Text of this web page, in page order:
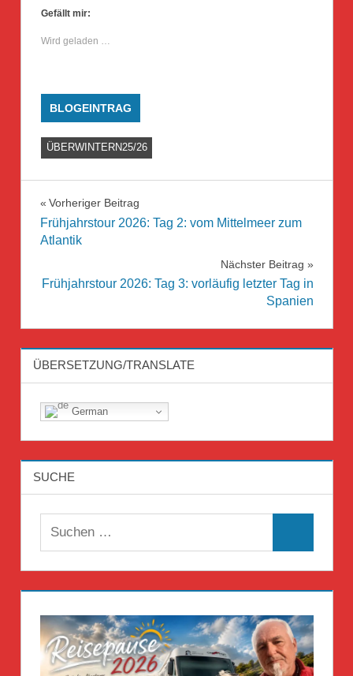
Gefällt mir:
Wird geladen …
BLOGEINTRAG
ÜBERWINTERN25/26
Beitragsnavigation
Vorheriger Beitrag
Frühjahrstour 2026: Tag 2: vom Mittelmeer zum
Atlantik
Nächster Beitrag
Frühjahrstour 2026: Tag 3: vorläufig letzter Tag in
Spanien
ÜBERSETZUNG/TRANSLATE
German
SUCHE